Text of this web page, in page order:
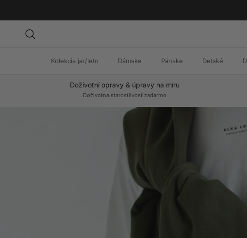
Kolekcia jar/leto Dámske Pánske Detské
Doživotní opravy & úpravy na míru
Doživotná starostlivosť zadarmo